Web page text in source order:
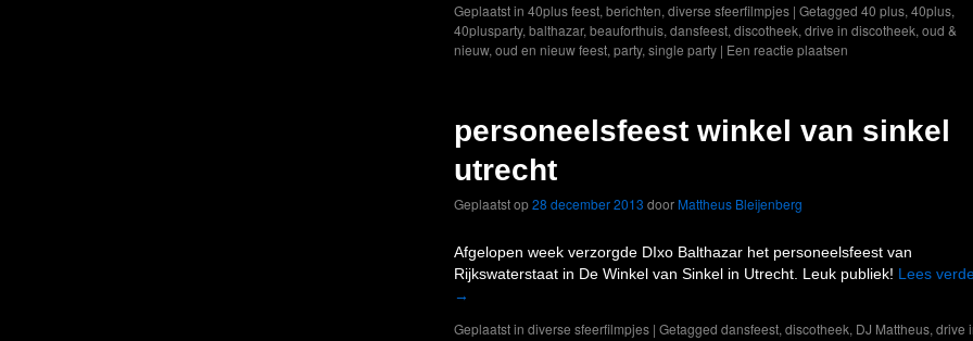
Geplaatst in 40plus feest, berichten, diverse sfeerfilmpjes | Getagged 40 plus, 40plus,
40plusparty, balthazar, beauforthuis, dansfeest, discotheek, drive in discotheek, oud &
nieuw, oud en nieuw feest, party, single party | Een reactie plaatsen
personeelsfeest winkel van sinkel
utrecht
Geplaatst op28 december 2013 door Mattheus Bleijenberg
Afgelopen week verzorgde DIxo Balthazar het personeelsfeest van
Rijkswaterstaat in De Winkel van Sinkel in Utrecht. Leuk publiek! Lees
→
Geplaatst in diverse sfeerfilmpjes | Getagged dansfeest, discotheek, DJ Mattheus, drive